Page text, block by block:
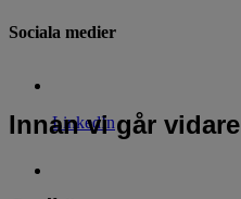
Innan vi går
Sociala medier
LinkedIn